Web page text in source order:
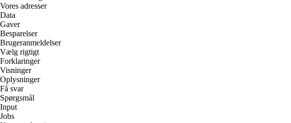
Vores adresser
Data
Gaver
Besparelser
Brugeranmeldelser
Vælg rigtigt
Forklaringer
Visninger
Oplysninger
Få svar
Spørgsmål
Input
Jobs